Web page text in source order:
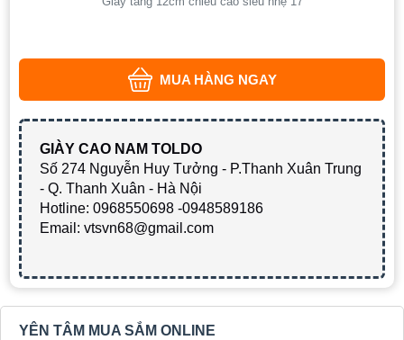
MUA HÀNG NGAY
GIÀY CAO NAM TOLDO
Số 274 Nguyễn Huy Tưởng - P.Thanh Xuân Trung
- Q. Thanh Xuân - Hà Nội
Hotline: 0968550698 -0948589186
Email: vtsvn68@gmail.com
YÊN TÂM MUA SẮM ONLINE